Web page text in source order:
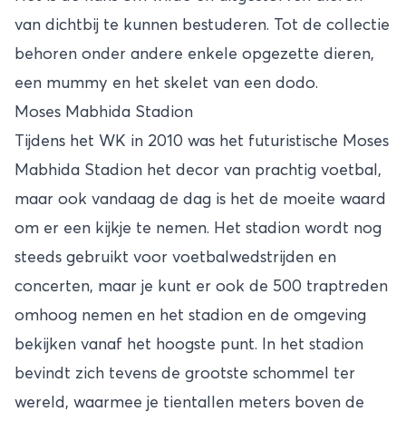
van dichtbij te kunnen bestuderen. Tot de collectie
behoren onder andere enkele opgezette dieren,
een mummy en het skelet van een dodo.
Moses Mabhida Stadion
Tijdens het WK in 2010 was het futuristische Moses
Mabhida Stadion het decor van prachtig voetbal,
maar ook vandaag de dag is het de moeite waard
om er een kijkje te nemen. Het stadion wordt nog
steeds gebruikt voor voetbalwedstrijden en
concerten, maar je kunt er ook de 500 traptreden
omhoog nemen en het stadion en de omgeving
bekijken vanaf het hoogste punt. In het stadion
bevindt zich tevens de grootste schommel ter
wereld, waarmee je tientallen meters boven de